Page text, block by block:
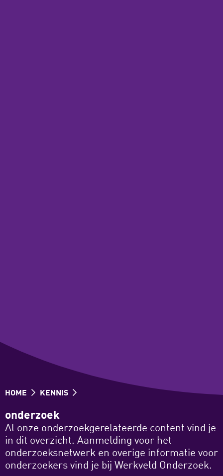
HOME KENNIS
onderzoek
Al onze onderzoekgerelateerde content vind je
in dit overzicht. Aanmelding voor het
onderzoeksnetwerk en overige informatie voor
onderzoekers vind je bij Werkveld Onderzoek.